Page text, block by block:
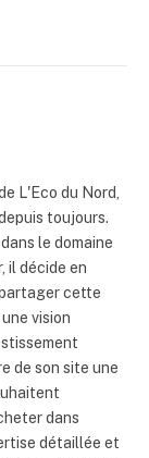
L'Eco du Nord,
toujours.
le domaine
il décide en
cette
vision
de son site une
dans
détaillée et